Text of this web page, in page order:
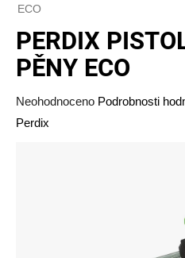
ECO
PERDIX
PĚNY ECO
Průměrné
hodnocení
Neohodnoceno Podrobnosti
Perdix